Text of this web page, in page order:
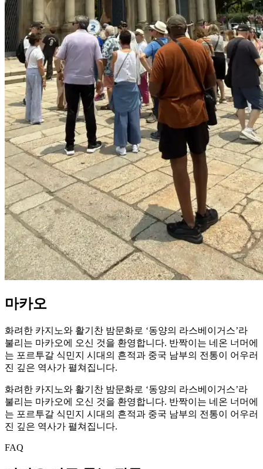
마카오
화려한 카지노와 활기찬 밤문화로 ‘동양의 라스베이거스’라
불리는 마카오에 오신 것을 환영합니다. 반짝이는 네온 너머에
는 포르투갈 식민지 시대의 흔적과 중국 남부의 전통이 어우러
진 깊은 역사가 펼쳐집니다.
화려한 카지노와 활기찬 밤문화로 ‘동양의 라스베이거스’라
불리는 마카오에 오신 것을 환영합니다. 반짝이는 네온 너머에
는 포르투갈 식민지 시대의 흔적과 중국 남부의 전통이 어우러
진 깊은 역사가 펼쳐집니다.
FAQ